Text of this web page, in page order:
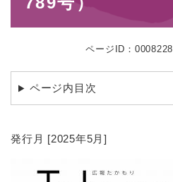
ページID：0008228
ページ内目次
発行月 [2025年5月]